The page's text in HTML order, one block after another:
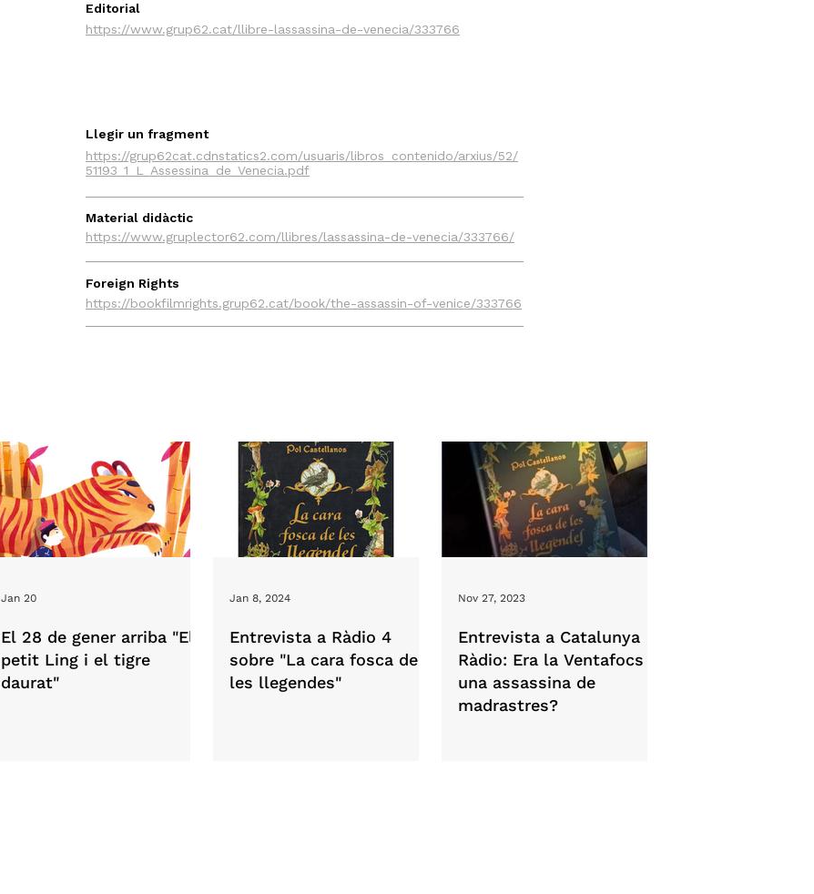
Editorial
https://www.grup62.cat/llibre-lassassina-de-venecia/333766
Llegir un fragment
https://grup62cat.cdnstatics2.com/usuaris/libros_contenido/arxius/52/
51193_1_L_Assessina_de_Venecia.pdf
Material didàctic
https://www.gruplector62.com/llibres/lassassina-de-venecia/333766/
Foreign Rights
https://bookfilmrights.grup62.cat/book/the-assassin-of-venice/333766
El 28 de gener arriba "El
petit Ling i el tigre
daurat"
Jan 20
Entrevista a Ràdio 4
sobre "La cara fosca de
les llegendes"
Jan 8, 2024
Entrevista a Catalunya
Ràdio: Era la Ventafocs
una assassina de
madrastres?
Nov 27, 2023